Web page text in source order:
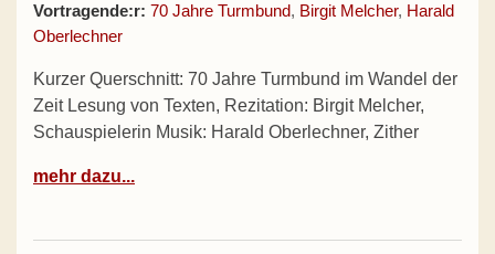
Vortragende:r: 70 Jahre Turmbund, Birgit Melcher, Harald
Oberlechner
Kurzer Querschnitt: 70 Jahre Turmbund im Wandel der
Zeit Lesung von Texten, Rezitation: Birgit Melcher,
Schauspielerin Musik: Harald Oberlechner, Zither
mehr dazu...